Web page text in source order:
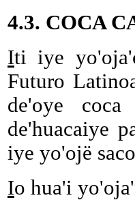
4.3. COCA
Iti iye
Futuro
de'oye
de'huacaiye
iye yo'ojë
Io hua'i